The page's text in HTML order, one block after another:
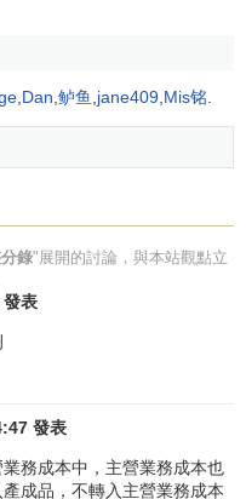
可直接分析。還要結合
常核算中要加強對現金
的順利進行創造條件。
。筆者認為不經常發生
發生的業務，則需採用第
方法。
類明細帳包括：“
售費用”必須列明現金支
Dan 鲈鱼 jane409 Mis铭
錄"展開的討論，與本站觀點立
表
發表
務成本中，主營業務成本也
成品，不轉入主營業務成本